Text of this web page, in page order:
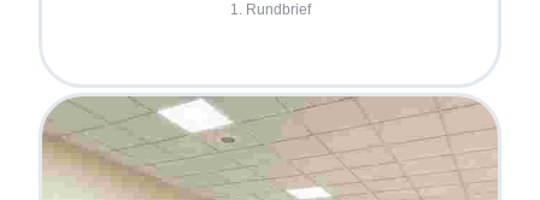
1. Rundbrief